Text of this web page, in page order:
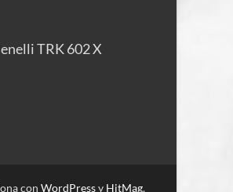
TRK 602 X
con WordPressy HitMag.